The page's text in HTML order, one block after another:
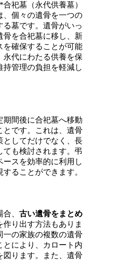
祀墓（永代供養墓）
個々の遺骨を一つの
墓です。遺骨がいっ
骨を合祀墓に移し、新
を確保することが可能
永代にわたる供養を保
管理の負担を軽減し
期間後に合祀墓へ移動
とです。これは、遺骨
としてだけでなく、長
ても検討されます。弔
スを効率的に利用し
ることができます。
、 古い遺骨をまとめ
り出す方法もありま
一の家族の複数の遺骨
とにより、カロート内
図ります。また、遺骨